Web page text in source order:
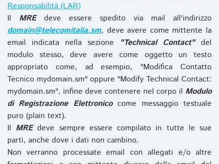
Responsabilità (LAR)
Il MREdeve essere spedito via mail all'indirizzo
domain@telecomitalia.sm, deve avere come mittente la
email indicata nella sezione
"Technical Contact"del
modulo stesso, deve avere come oggetto un testo
appropriato come, ad esempio, "Modifica Contatto
Tecnico mydomain.sm" oppure "Modify Technical Contact:
mydomain.sm", infine deve contenere nel corpo il Modulo
di Registrazione Elettronicocome messaggio testuale
puro (plain text).
Il MREdeve sempre essere compilato in tutte le sue
parti, anche dove i dati non cambino.
Non verranno processate email con allegati e/o altre